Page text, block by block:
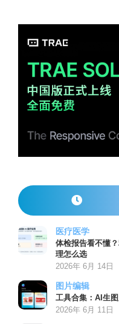
医疗医学
体检报告看不懂
理怎么选
2026年 6月 14日
图片编辑
工具合集：AI生
2026年 6月 11日